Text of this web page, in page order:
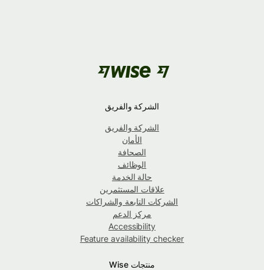
الشركة والفريق
الشركة والفريق
الأمان
الصحافة
الوظائف
حالة الخدمة
علاقات المستثمرين
الشركات التابعة والشراكات
مركز الدعم
Accessibility
Feature availability checker
منتجات Wise